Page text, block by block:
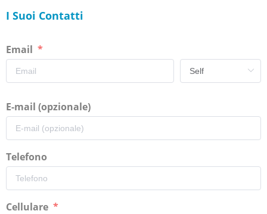
I Suoi Contatti
Email
E-mail (opzionale)
Telefono
Cellulare